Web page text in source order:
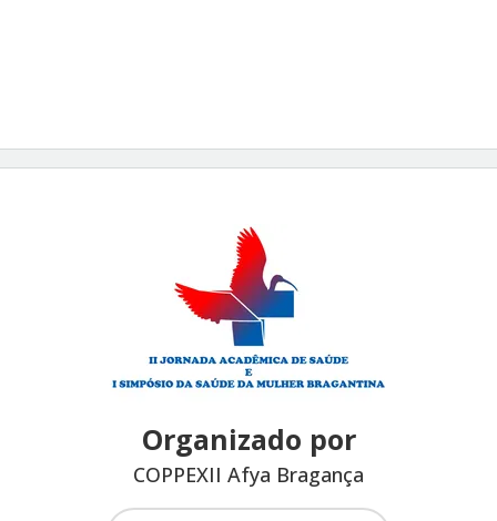
Organizado por
COPPEXII Afya Bragança